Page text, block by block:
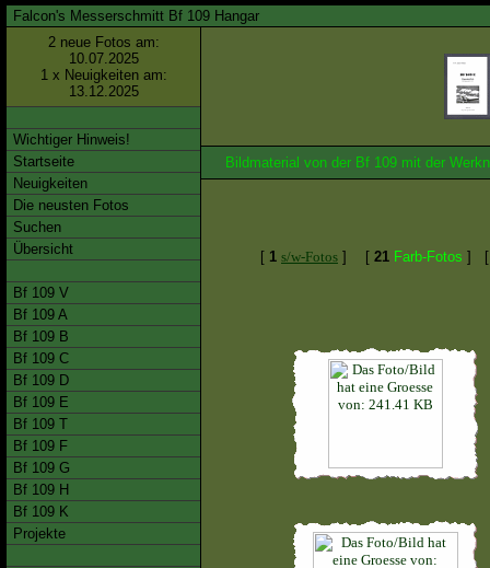
Falcon's Messerschmitt Bf 109 Hangar
2 neue Fotos am:
10.07.2025
1 x Neuigkeiten am:
13.12.2025
Wichtiger Hinweis!
Startseite
Neuigkeiten
Die neusten Fotos
Suchen
Übersicht
Bf 109 V
Bf 109 A
Bf 109 B
Bf 109 C
Bf 109 D
Bf 109 E
Bf 109 T
Bf 109 F
Bf 109 G
Bf 109 H
Bf 109 K
Projekte
Bildmaterial von der Bf 109 mit der
[ 1 s/w-Fotos ] [ 21 Farb-Fotos ]